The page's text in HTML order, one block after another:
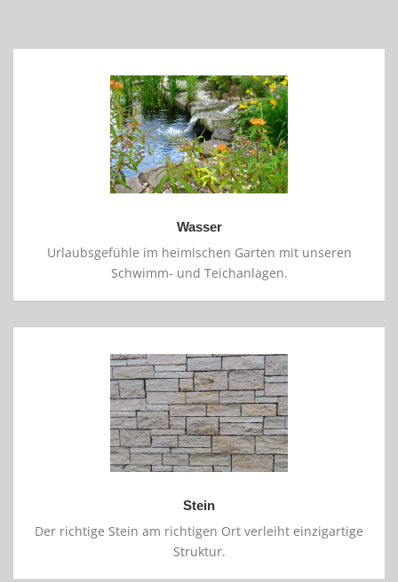
Wasser
Urlaubsgefühle im heimischen Garten mit unseren
Schwimm- und Teichanlagen.
Stein
Der richtige Stein am richtigen Ort verleiht einzigartige
Struktur.